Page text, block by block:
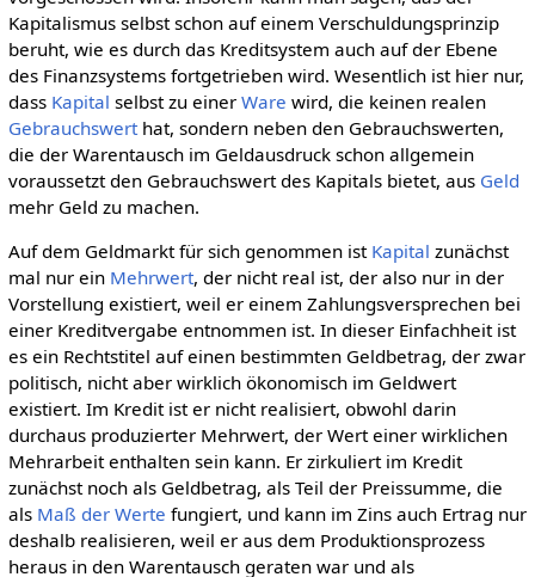
Kapitalismus selbst schon auf einem Verschuldungsprinzip
beruht, wie es durch das Kreditsystem auch auf der Ebene
des Finanzsystems fortgetrieben wird. Wesentlich ist hier nur,
dass Kapital selbst zu einer Ware wird, die keinen realen
Gebrauchswerthat, sondern neben den Gebrauchswerten,
die der Warentausch im Geldausdruck schon allgemein
voraussetzt den Gebrauchswert des Kapitals bietet, aus Geld
mehr Geld zu machen.
Auf dem Geldmarkt für sich genommen ist Kapital zunächst
mal nur ein Mehrwert, der nicht real ist, der also nur in der
Vorstellung existiert, weil er einem Zahlungsversprechen bei
einer Kreditvergabe entnommen ist. In dieser Einfachheit ist
es ein Rechtstitel auf einen bestimmten Geldbetrag, der zwar
politisch, nicht aber wirklich ökonomisch im Geldwert
existiert. Im Kredit ist er nicht realisiert, obwohl darin
durchaus produzierter Mehrwert, der Wert einer wirklichen
Mehrarbeit enthalten sein kann. Er zirkuliert im Kredit
zunächst noch als Geldbetrag, als Teil der Preissumme, die
als Maß der Werte fungiert, und kann im Zins auch Ertrag nur
deshalb realisieren, weil er aus dem Produktionsprozess
heraus in den Warentausch geraten war und als